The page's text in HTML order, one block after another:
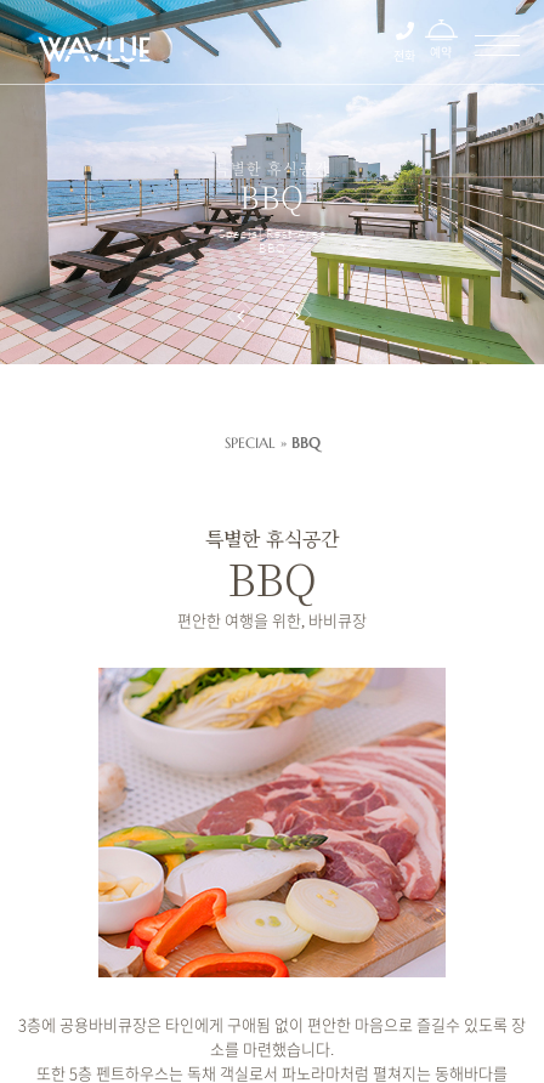
전화 예약
특별한 휴식공간
BBQ
Special Rest Area
BBQ
SPECIAL » BBQ
특별한 휴식공간
BBQ
편안한 여행을 위한, 바비큐장
3층에 공용바비큐장은 타인에게 구애됨 없이 편안한 마음으로 즐길수 있도록 장
소를 마련했습니다.
또한 5층 펜트하우스는 독채 객실로서 파노라마처럼 펼쳐지는 동해바다를